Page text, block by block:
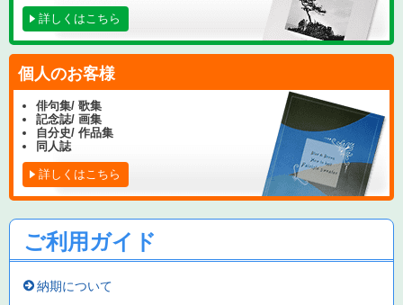
詳しくはこちら
個人のお客様
俳句集/ 歌集
記念誌/ 画集
自分史/ 作品集
同人誌
詳しくはこちら
ご利用ガイド
納期について